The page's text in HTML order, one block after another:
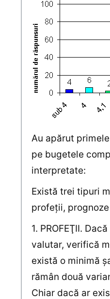
Au apărut
pe bugetele
interpretate:
Există trei tipuri
profeţii,
1. PROFEŢII.
valutar, verifică
există o minimă
rămân două
Chiar dacă ar